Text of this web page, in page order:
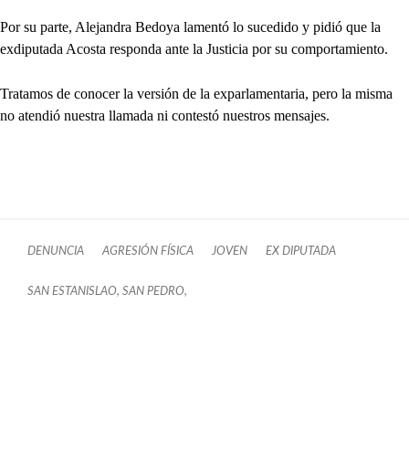
Por su parte, Alejandra Bedoya lamentó lo sucedido y pidió que la
exdiputada Acosta responda ante la Justicia por su comportamiento.
Tratamos de conocer la versión de la exparlamentaria, pero la misma
no atendió nuestra llamada ni contestó nuestros mensajes.
DENUNCIA AGRESIÓN FÍSICA JOVEN EX DIPUTADA
SAN ESTANISLAO, SAN PEDRO,